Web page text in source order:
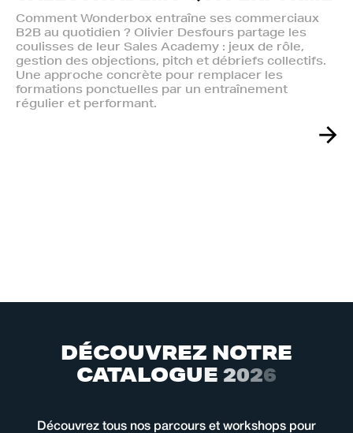
Comment Wonderbox entraîne ses commerciaux
B2B au quotidien ? Olivier Desfours partage les
coulisses de leur Sales Academy : jeux de rôle,
gestion des objections, pitch et débriefs collectifs.
Une approche concrète pour remplacer les
formations ponctuelles par un entraînement
régulier et performant.
DÉCOUVREZ NOTRE
CATALOGUE 2026
Découvrez tous nos parcours et workshops pour